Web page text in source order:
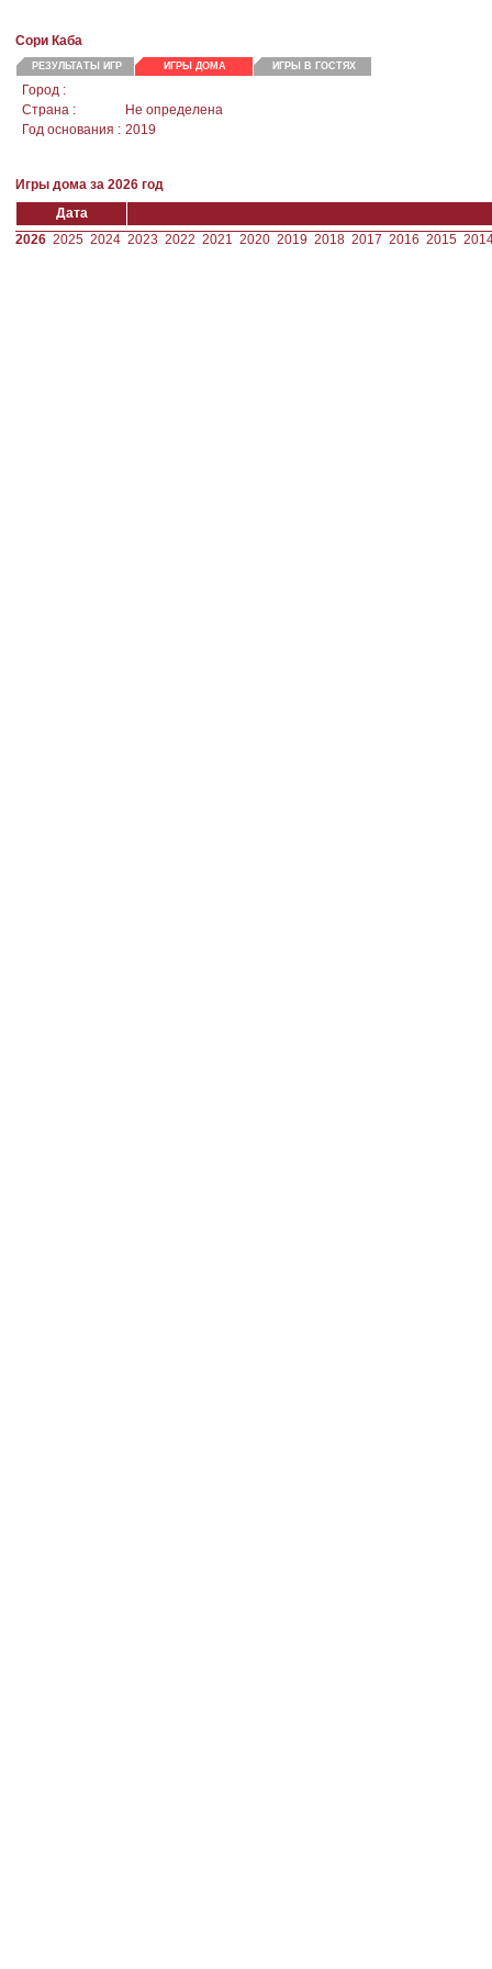
Сори Каба
РЕЗУЛЬТАТЫ ИГР ИГРЫ ДОМА ИГРЫ В ГОСТЯХ
Город :
Страна :
Не определена
Год основания : 2019
Игры дома за 2026 год
Дата
2026 2025 2024 2023 2022 2021 2020 2019 2018 2017 2016 2015